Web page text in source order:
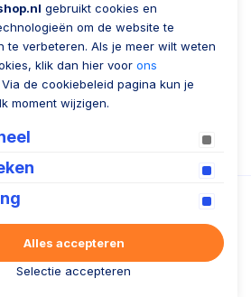
Zaken doen met Breure
Zakelijk bestellen
Account aanmaken
Privacy statement
Cookiebeleid
© 2026 Breure B.V.
gebruikt cookies en
om de website te
te verbeteren. Als je meer wilt weten
klik dan hier voor ons
Via de cookiebeleid pagina kun je
moment wijzigen.
Selectie accepteren
Alles accepteren